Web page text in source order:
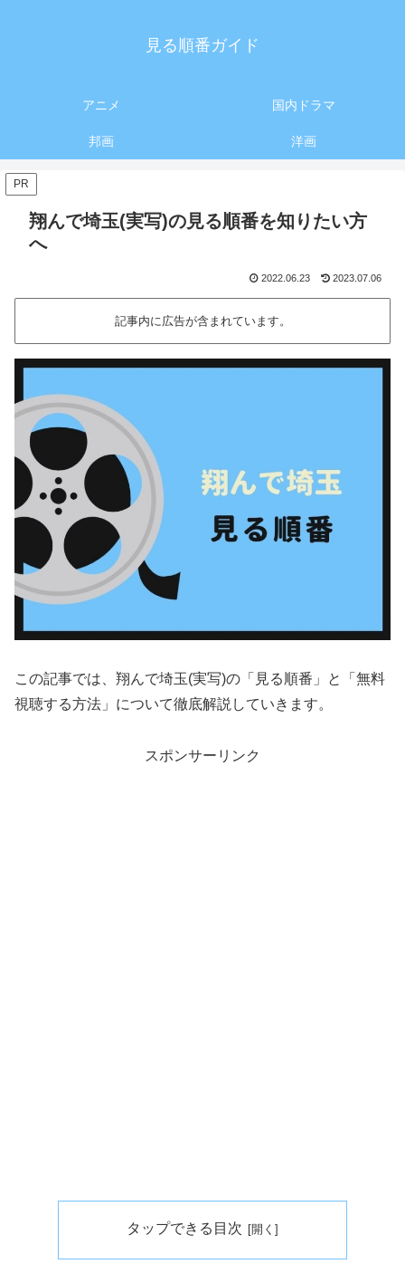
見る順番ガイド
アニメ 国内ドラマ
邦画 洋画
PR
翔んで埼玉(実写)の見る順番を知りたい方
へ
2022.06.23 2023.07.06
記事内に広告が含まれています。
この記事では、翔んで埼玉(実写)の「見る順番」と「無料
視聴する方法」について徹底解説していきます。
スポンサーリンク
タップできる目次